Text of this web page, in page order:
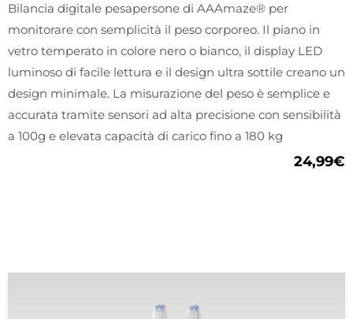
Bilancia digitale pesapersone di AAAmaze® per
monitorare con semplicità il peso corporeo. Il piano in
vetro temperato in colore nero o bianco, il display LED
luminoso di facile lettura e il design ultra sottile creano un
design minimale. La misurazione del peso è semplice e
accurata tramite sensori ad alta precisione con sensibilità
a 100g e elevata capacità di carico fino a 180 kg
24,99€